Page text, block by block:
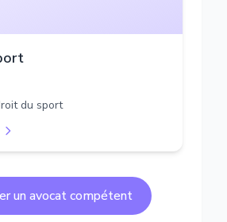
du sport
un avocat compétent